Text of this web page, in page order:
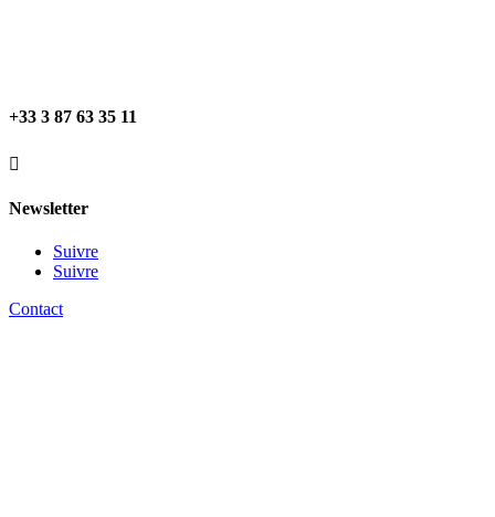
+33 3 87 63 35 11

Newsletter
Suivre
Suivre
Contact